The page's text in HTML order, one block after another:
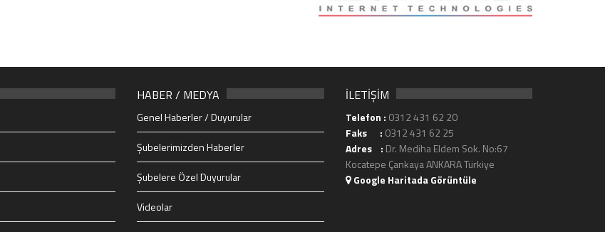
HABER / MEDYA
Genel Haberler / Duyurular
Şubelerimizden Haberler
Şubelere Özel Duyurular
Videolar
İLETİŞİM
Telefon : 0312 431 62 20
Faks : 0312 431 62 25
Adres : Dr. Mediha Eldem Sok. No:67
Kocatepe Çankaya ANKARA Türkiye
Google Haritada Görüntüle